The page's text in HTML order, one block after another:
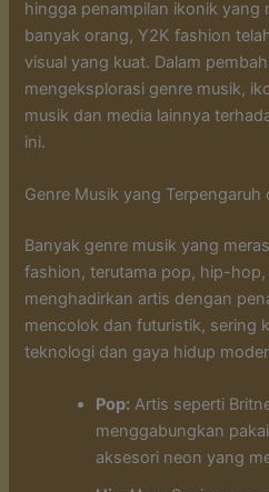
hingga penampilan ikonik yang
banyak orang, Y2K fashion
visual yang kuat. Dalam
mengeksplorasi genre musik,
musik dan media lainnya
ini.
Genre Musik yang Terpengaruh
Banyak genre musik yang
fashion, terutama pop, hip-
menghadirkan artis dengan
mencolok dan futuristik, sering
teknologi dan gaya hidup
Pop: Artis seperti
menggabungkan
aksesori neon yang